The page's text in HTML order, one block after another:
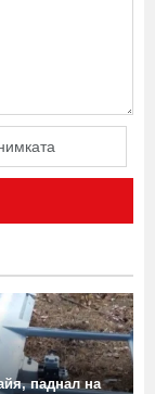
паднал на